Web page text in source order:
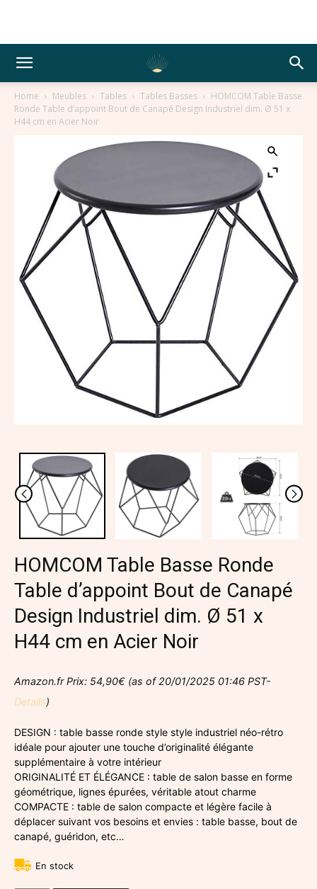
Home Meubles Tables Tables Basses
HOMCOM Table Basse
Ronde Table d’appoint Bout de Canapé Design Industriel dim. Ø 51 x
H44 cm en Acier Noir
HOMCOM Table Basse Ronde
Table d’appoint Bout de Canapé
Design Industriel dim. Ø 51 x
H44 cm en Acier Noir
Amazon.fr Prix: 54,90€ (as of 20/01/2025 01:46 PST-
Details)
DESIGN : table basse ronde style style industriel néo-rétro
idéale pour ajouter une touche d’originalité élégante
supplémentaire à votre intérieur
ORIGINALITÉ ET ÉLÉGANCE : table de salon basse en forme
géométrique, lignes épurées, véritable atout charme
COMPACTE : table de salon compacte et légère facile à
déplacer suivant vos besoins et envies : table basse, bout de
canapé, guéridon, etc…
En stock